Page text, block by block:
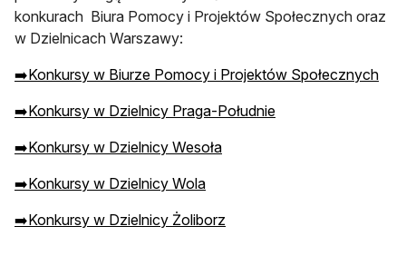
konkurach Biura Pomocy i Projektów Społecznych oraz
w Dzielnicach Warszawy:
➡️Konkursy w Biurze Pomocy i Projektów Społecznych
➡️Konkursy w Dzielnicy Praga-Południe
➡️Konkursy w Dzielnicy Wesoła
➡️Konkursy w Dzielnicy Wola
➡️Konkursy w Dzielnicy Żoliborz